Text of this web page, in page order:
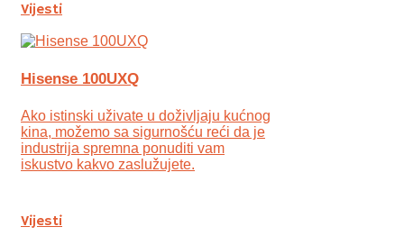
Vijesti
Hisense 100UXQ
Ako istinski uživate u doživljaju kućnog
kina, možemo sa sigurnošću reći da je
industrija spremna ponuditi vam
iskustvo kakvo zaslužujete.
Vijesti